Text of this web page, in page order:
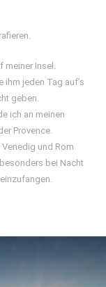
meiner Insel.
ihm jeden Tag auf’s
geben.
ich an meinen
Provence.
und Rom
bei Nacht